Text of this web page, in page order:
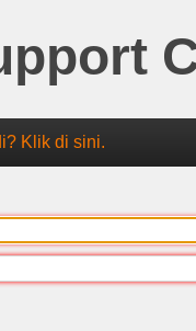
Klik di sini.